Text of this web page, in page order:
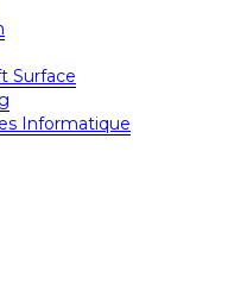
Surface
Informatique